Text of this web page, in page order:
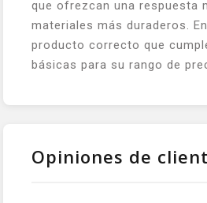
que ofrezcan una respuesta
materiales más duraderos.
producto correcto que
básicas para su rango de
Opiniones de